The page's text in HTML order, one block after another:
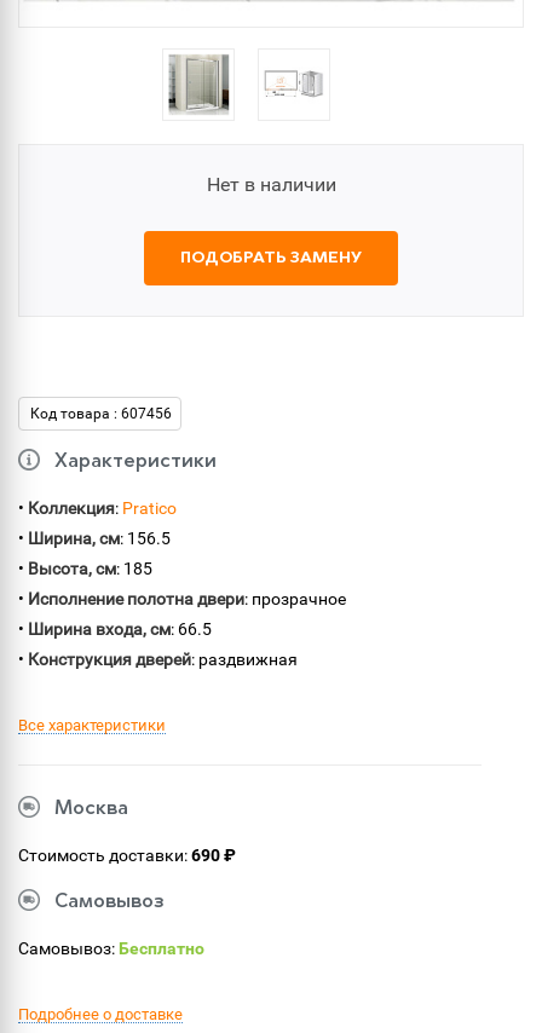
Нет в наличии
ПОДОБРАТЬ ЗАМЕНУ
Код товара : 607456
Характеристики
• Коллекция: Pratico
• Ширина, см: 156.5
• Высота, см: 185
• Исполнение полотна двери: прозрачное
• Ширина входа, см: 66.5
• Конструкция дверей: раздвижная
Все характеристики
Москва
Стоимость доставки:690 ₽
Самовывоз
Самовывоз:Бесплатно
Подробнее о доставке